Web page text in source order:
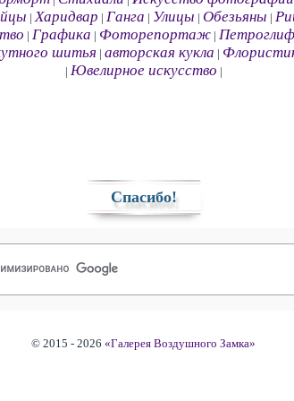
| Харидвар | Ганга | Улицы | Обезьяны |
| Графика | Фоторепортаж|
шитья | авторская кукла |
| Ювелирное искусство |
Спасибо!
© 2015 - 2026«Галерея Воздушного Замка»